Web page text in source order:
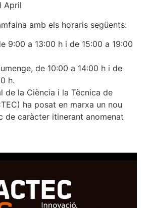
April
amb els horaris següents:
9:00 a 13:00 h i de 15:00 a 19:00
de 10:00 a 14:00 h i de
h.
de la Ciència i la Tècnica de
ha posat en marxa un nou
de caràcter itinerant anomenat